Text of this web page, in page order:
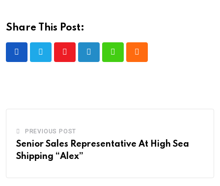
Share This Post:
PREVIOUS POST
Senior Sales Representative At High Sea
Shipping “Alex”